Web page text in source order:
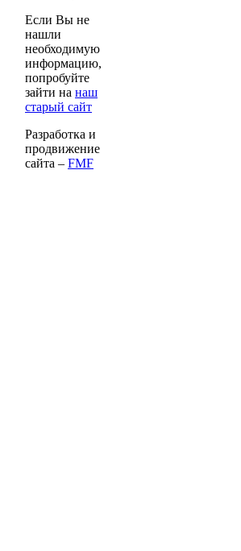
Если Вы не
нашли
необходимую
информацию,
попробуйте
зайти на наш
старый сайт
Разработка и
продвижение
сайта – FMF